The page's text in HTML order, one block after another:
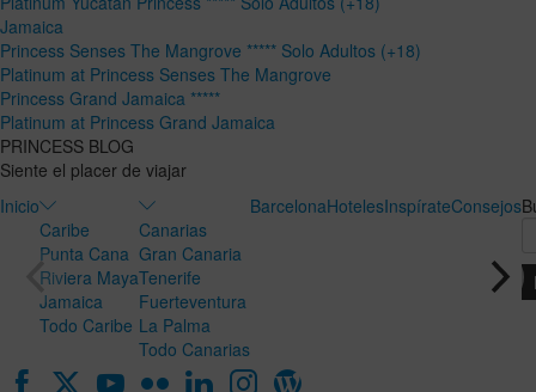
Jamaica
Princess Senses The Mangrove ***** Solo Adultos (+18)
Platinum at Princess Senses The Mangrove
Princess Grand Jamaica *****
Platinum at Princess Grand Jamaica
PRINCESS BLOG
Siente el placer de viajar
Inicio
Caribe
Punta Cana
Riviera Maya
Jamaica
Todo Caribe
Canarias
Gran Canaria
Tenerife
Fuerteventura
La Palma
Todo Canarias
BarcelonaHotelesInspírateConsejos